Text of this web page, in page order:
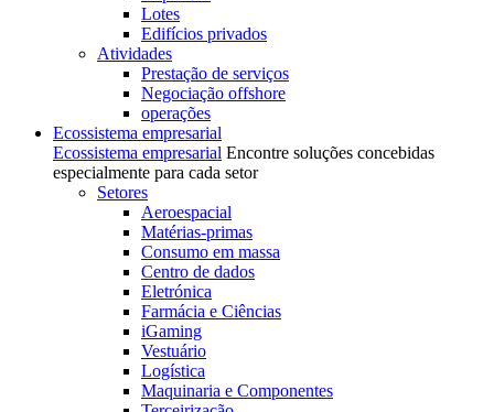
Lotes
Edifícios privados
Atividades
Prestação de serviços
Negociação offshore
operações
Ecossistema empresarial
Ecossistema empresarial Encontre soluções concebidas
especialmente para cada setor
Setores
Aeroespacial
Matérias-primas
Consumo em massa
Centro de dados
Eletrónica
Farmácia e Ciências
iGaming
Vestuário
Logística
Maquinaria e Componentes